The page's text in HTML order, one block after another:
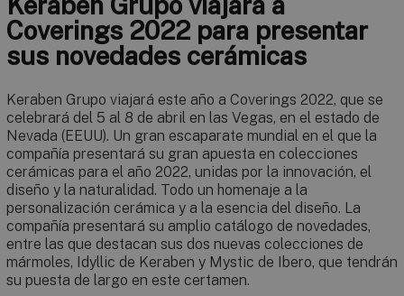
Coverings 2022 para presentar
sus novedades cerámicas
Keraben Grupo viajará este año a Coverings 2022, que se
celebrará del 5 al 8 de abril en las Vegas, en el estado de
Nevada (EEUU). Un gran escaparate mundial en el que la
compañía presentará su gran apuesta en colecciones
cerámicas para el año 2022, unidas por la innovación, el
diseño y la naturalidad. Todo un homenaje a la
personalización cerámica y a la esencia del diseño. La
compañía presentará su amplio catálogo de novedades,
entre las que destacan sus dos nuevas colecciones de
mármoles, Idyllic de Keraben y Mystic de Ibero, que tendrán
su puesta de largo en este certamen.